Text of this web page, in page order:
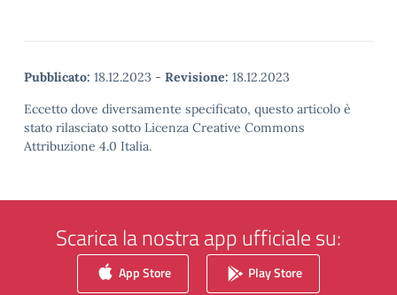
Pubblicato: 18.12.2023 - Revisione: 18.12.2023
Eccetto dove diversamente specificato, questo articolo è
stato rilasciato sotto Licenza Creative Commons
Attribuzione 4.0 Italia.
Scarica la nostra app ufficiale su:
App Store Play Store